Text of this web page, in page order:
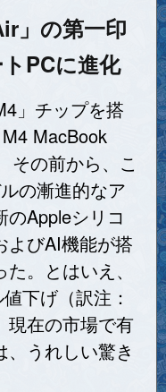
」の第一印
PCに進化
」チップを搭
MacBook
その前から、こ
の漸進的なア
のAppleシリコ
よびAI機能が搭
。とはいえ、
下げ（訳注：
現在の市場で有
うれしい驚き